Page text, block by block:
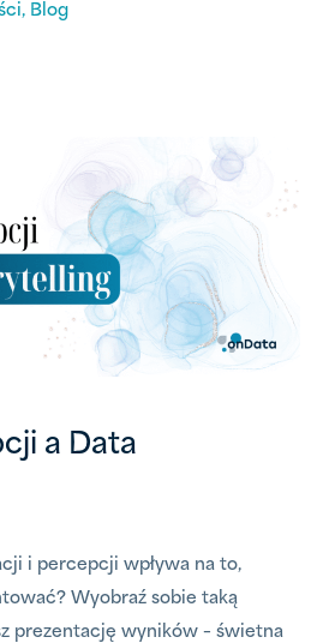
, Blog
a Data
i percepcji wpływa na to,
Wyobraź sobie taką
prezentację wyników – świetna